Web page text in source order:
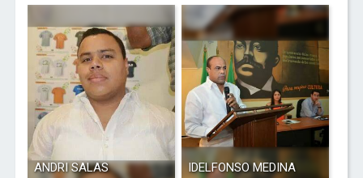
ANDRI SALAS IDELFONSO MEDINA